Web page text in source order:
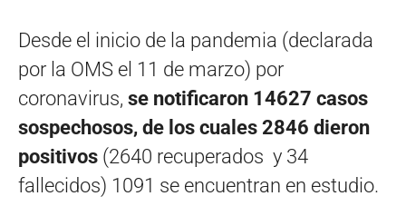
Desde el inicio de la pandemia (declarada
por la OMS el 11 de marzo) por
coronavirus, se notificaron 14627 casos
sospechosos, de los cuales 2846 dieron
positivos (2640 recuperados y 34
fallecidos) 1091 se encuentran en estudio.